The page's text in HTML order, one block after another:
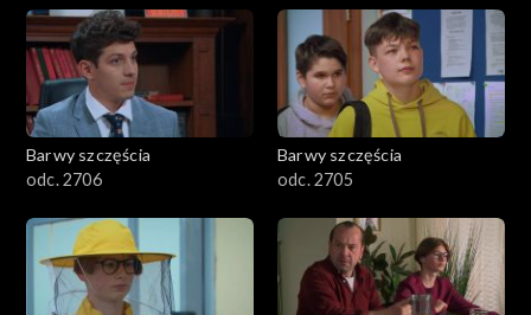
Barwy szczęścia
odc. 2706
Barwy szczęścia
odc. 2705